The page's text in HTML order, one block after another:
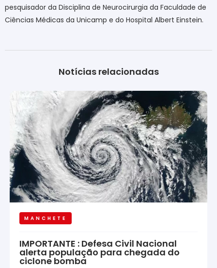
pesquisador da Disciplina de Neurocirurgia da Faculdade de
Ciências Médicas da Unicamp e do Hospital Albert Einstein.
Notícias relacionadas
MANCHETE
IMPORTANTE : Defesa Civil Nacional
alerta população para chegada do
ciclone bomba